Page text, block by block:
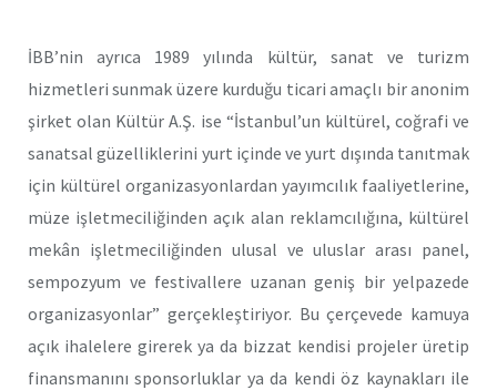
İBB’nin ayrıca 1989 yılında kültür, sanat ve turizm
hizmetleri sunmak üzere kurduğu ticari amaçlı bir anonim
şirket olan Kültür A.Ş. ise “İstanbul’un kültürel, coğrafi ve
sanatsal güzelliklerini yurt içinde ve yurt dışında tanıtmak
için kültürel organizasyonlardan yayımcılık faaliyetlerine,
müze işletmeciliğinden açık alan reklamcılığına, kültürel
mekân işletmeciliğinden ulusal ve uluslar arası panel,
sempozyum ve festivallere uzanan geniş bir yelpazede
organizasyonlar” gerçekleştiriyor. Bu çerçevede kamuya
açık ihalelere girerek ya da bizzat kendisi projeler üretip
finansmanını sponsorluklar ya da kendi öz kaynakları ile